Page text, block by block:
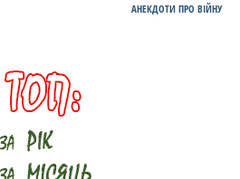
АНЕКДОТИ ПРО ВІЙНУ